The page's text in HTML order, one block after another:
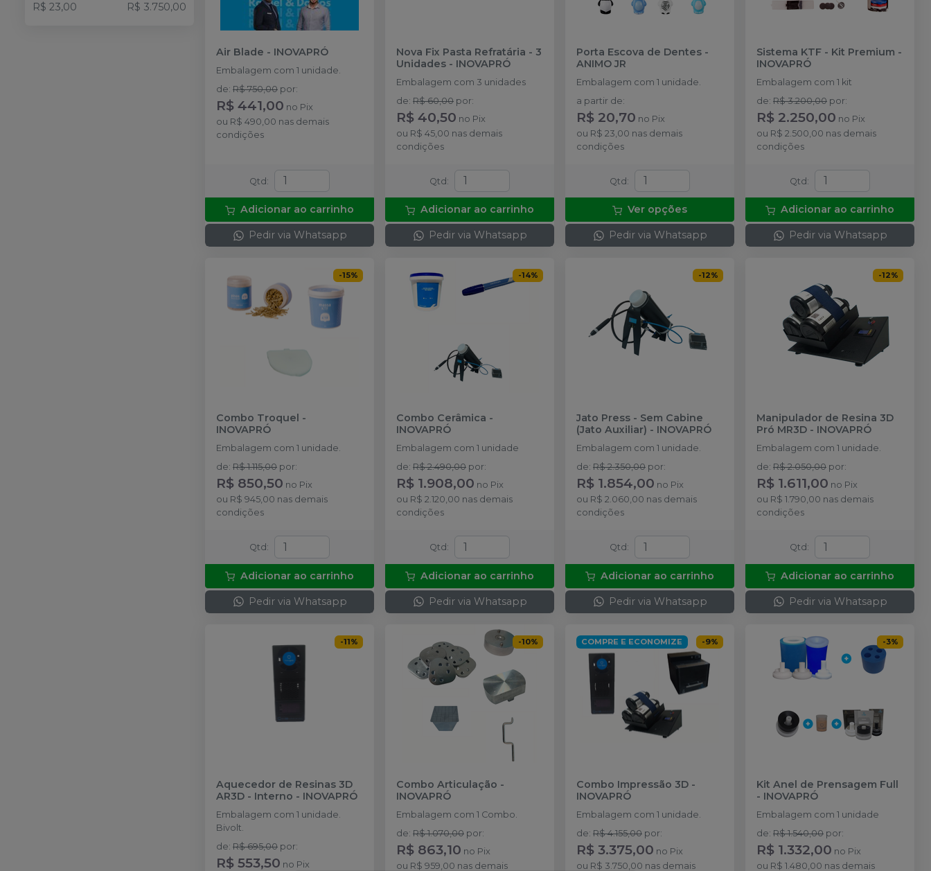
R$ 23,00 R$ 3.750,00
Air Blade - INOVAPRÓ
Embalagem com 1 unidade.
de: R$ 750,00 por:
R$ 441,00 no Pix
ou R$ 490,00 nas demais
condições
Qtd:
Adicionar ao carrinho
Pedir via Whatsapp
Nova Fix Pasta Refratária - 3
Unidades - INOVAPRÓ
Embalagem com 3 unidades
de: R$ 60,00 por:
R$ 40,50 no Pix
ou R$ 45,00 nas demais
condições
Qtd:
Adicionar ao carrinho
Pedir via Whatsapp
Porta Escova de Dentes -
ANIMO JR
Embalagem com 1 unidade.
a partir de:
R$ 20,70 no Pix
ou R$ 23,00 nas demais
condições
Qtd:
Ver opções
Pedir via Whatsapp
Sistema KTF - Kit Premium -
INOVAPRÓ
Embalagem com 1 kit
de: R$ 3.200,00 por:
R$ 2.250,00 no Pix
ou R$ 2.500,00 nas demais
condições
Qtd:
Adicionar ao carrinho
Pedir via Whatsapp
-15%
Combo Troquel -
INOVAPRÓ
Embalagem com 1 unidade.
de: R$ 1.115,00 por:
R$ 850,50 no Pix
ou R$ 945,00 nas demais
condições
Qtd :
Adicionar ao carrinho
Pedir via Whatsapp
-14%
Combo Cerâmica -
INOVAPRÓ
Embalagem com 1 unidade
de: R$ 2.490,00 por:
R$ 1.908,00 no Pix
ou R$ 2.120,00 nas demais
condições
Qtd :
Adicionar ao carrinho
Pedir via Whatsapp
-12%
Jato Press - Sem Cabine
(Jato Auxiliar) - INOVAPRÓ
Embalagem com 1 unidade.
de: R$ 2.350,00 por:
R$ 1.854,00 no Pix
ou R$ 2.060,00 nas demais
condições
Qtd :
Adicionar ao carrinho
Pedir via Whatsapp
-12%
Manipulador de Resina 3D
Pró MR3D - INOVAPRÓ
Embalagem com 1 unidade.
de: R$ 2.050,00 por:
R$ 1.611,00 no Pix
ou R$ 1.790,00 nas demais
condições
Qtd :
Adicionar ao carrinho
Pedir via Whatsapp
-11%
Aquecedor de Resinas 3D
AR3D - Interno - INOVAPRÓ
Embalagem com 1 unidade.
Bivolt.
de: R$ 695,00 por:
R$ 553,50 no Pix
-10%
Combo Articulação -
INOVAPRÓ
Embalagem com 1 Combo.
de: R$ 1.070,00 por:
R$ 863,10 no Pix
ou R$ 959,00 nas demais
COMPRE E ECONOMIZE -9%
Combo Impressão 3D -
INOVAPRÓ
Embalagem com 1 unidade.
de: R$ 4.155,00 por:
R$ 3.375,00 no Pix
ou R$ 3.750,00 nas demais
-3%
Kit Anel de Prensagem Full
- INOVAPRÓ
Embalagem com 1 unidade
de: R$ 1.540,00 por:
R$ 1.332,00 no Pix
ou R$ 1.480,00 nas demais